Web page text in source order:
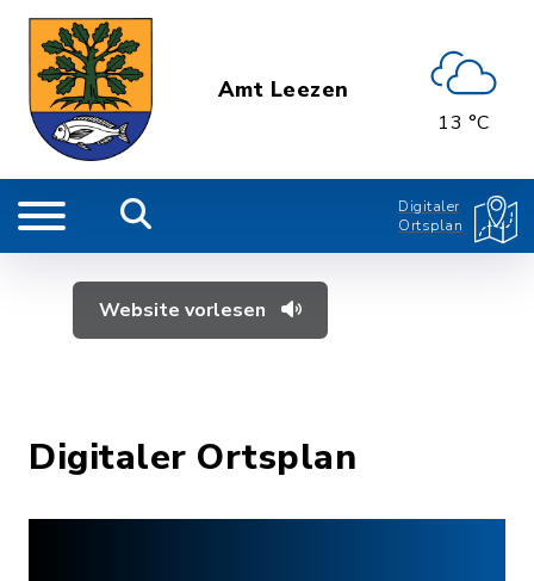
Amt Leezen
13 °C
Digitaler
Ortsplan
Website vorlesen
Digitaler Ortsplan